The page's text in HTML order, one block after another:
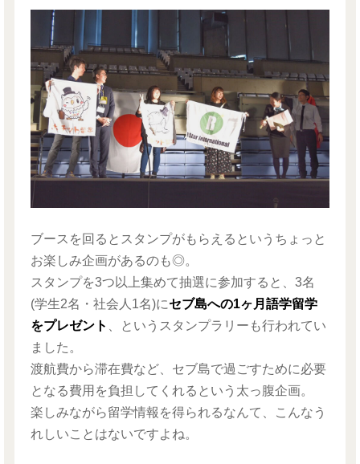
ブースを回るとスタンプがもらえるというちょっと
お楽しみ企画があるのも◎。
スタンプを3つ以上集めて抽選に参加すると、3名
(学生2名・社会人1名)にセブ島への1ヶ月語学留学
をプレゼント
、というスタンプラリーも行われてい
ました。
渡航費から滞在費など、セブ島で過ごすために必要
となる費用を負担してくれるという太っ腹企画。
楽しみながら留学情報を得られるなんて、こんなう
れしいことはないですよね。